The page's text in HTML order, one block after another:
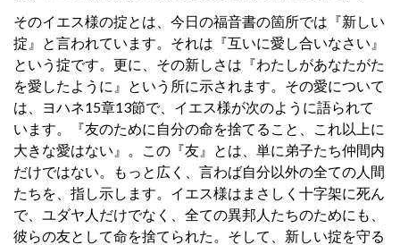
そのイエス様の掟とは、今日の福音書の箇所では『新しい
掟』と言われています。それは『互いに愛し合いなさい』
という掟です。更に、その新しさは『わたしがあなたがた
を愛したように』という所に示されます。その愛について
は、ヨハネ15章13節で、イエス様が次のように語られて
います。『友のために自分の命を捨てること、これ以上に
大きな愛はない』。この『友』とは、単に弟子たち仲間内
だけではない。もっと広く、言わば自分以外の全ての人間
たちを、指し示します。イエス様はまさしく十字架に死ん
で、ユダヤ人だけでなく、全ての異邦人たちのためにも、
彼らの友として命を捨てられた。そして、新しい掟を守る